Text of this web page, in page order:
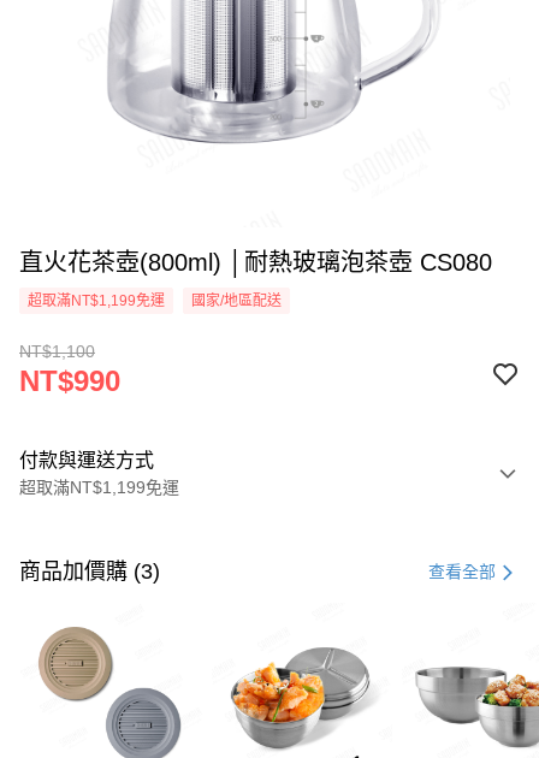
直火花茶壺(800ml) │耐熱玻璃泡茶壺 CS080
超取滿NT$1,199免運 國家/地區配送
NT$1,100
NT$990
付款與運送方式
超取滿NT$1,199免運
信用卡一次付款
Apple Pay
街口支付
商品加價購 (3) 查看全部